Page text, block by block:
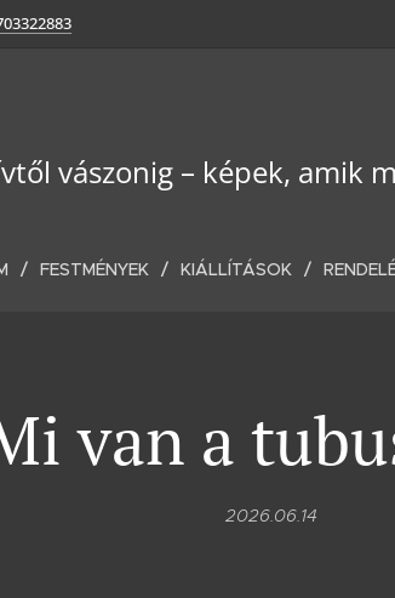
vászonig – képek, amik
FESTMÉNYEK KIÁLLÍTÁSOK
van a
2026.06.14